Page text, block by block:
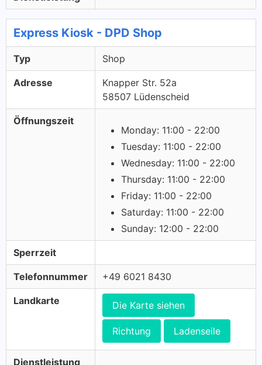
Express Kiosk - DPD Shop
Typ Shop
Adresse
Knapper Str. 52a
58507 Lüdenscheid
Öffnungszeit
Monday: 11:00 - 22:00
Tuesday: 11:00 - 22:00
Wednesday: 11:00 - 22:00
Thursday: 11:00 - 22:00
Friday: 11:00 - 22:00
Saturday: 11:00 - 22:00
Sunday: 12:00 - 22:00
Sperrzeit
Telefonnummer +49 6021 8430
Landkarte Die Karte siehen
Richtung Ladenseile
Dienstleistung